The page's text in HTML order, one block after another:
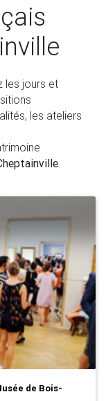
les jours et
les ateliers
.
de Bois-